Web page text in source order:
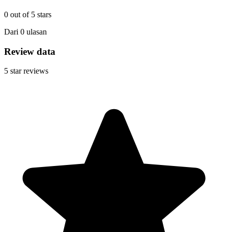
0 out of 5 stars
Dari 0 ulasan
Review data
5 star reviews